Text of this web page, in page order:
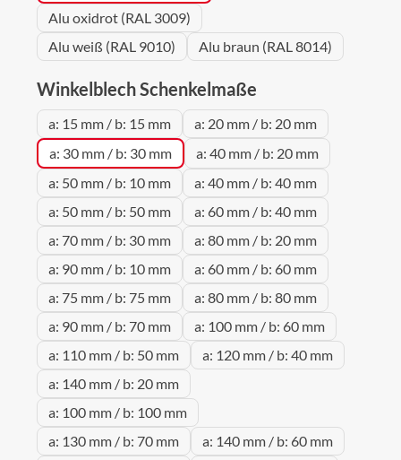
Alu oxidrot (RAL 3009)
Alu weiß (RAL 9010)
Alu braun (RAL 8014)
Winkelblech Schenkelmaße
a: 15 mm / b: 15 mm
a: 20 mm / b: 20 mm
a: 30 mm / b: 30 mm
a: 40 mm / b: 20 mm
a: 50 mm / b: 10 mm
a: 40 mm / b: 40 mm
a: 50 mm / b: 50 mm
a: 60 mm / b: 40 mm
a: 70 mm / b: 30 mm
a: 80 mm / b: 20 mm
a: 90 mm / b: 10 mm
a: 60 mm / b: 60 mm
a: 75 mm / b: 75 mm
a: 80 mm / b: 80 mm
a: 90 mm / b: 70 mm
a: 100 mm / b: 60 mm
a: 110 mm / b: 50 mm
a: 120 mm / b: 40 mm
a: 140 mm / b: 20 mm
a: 100 mm / b: 100 mm
a: 130 mm / b: 70 mm
a: 140 mm / b: 60 mm